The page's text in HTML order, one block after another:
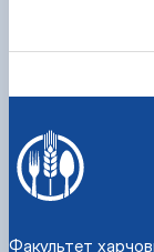
Факультет